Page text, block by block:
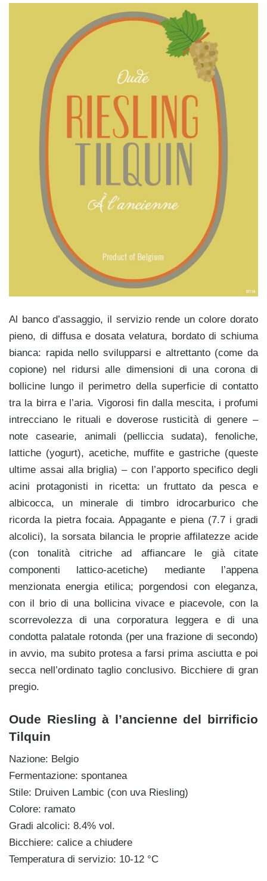
Al banco d’assaggio, il servizio rende un colore dorato
pieno, di diffusa e dosata velatura, bordato di schiuma
bianca: rapida nello svilupparsi e altrettanto (come da
copione) nel ridursi alle dimensioni di una corona di
bollicine lungo il perimetro della superficie di contatto
tra la birra e l’aria. Vigorosi fin dalla mescita, i profumi
intrecciano le rituali e doverose rusticità di genere –
note casearie, animali (pelliccia sudata), fenoliche,
lattiche (yogurt), acetiche, muffite e gastriche (queste
ultime assai alla briglia) – con l’apporto specifico degli
acini protagonisti in ricetta: un fruttato da pesca e
albicocca, un minerale di timbro idrocarburico che
ricorda la pietra focaia. Appagante e piena (7.7 i gradi
alcolici), la sorsata bilancia le proprie affilatezze acide
(con tonalità citriche ad affiancare le già citate
componenti lattico-acetiche) mediante l’appena
menzionata energia etilica; porgendosi con eleganza,
con il brio di una bollicina vivace e piacevole, con la
scorrevolezza di una corporatura leggera e di una
condotta palatale rotonda (per una frazione di secondo)
in avvio, ma subito protesa a farsi prima asciutta e poi
secca nell’ordinato taglio conclusivo. Bicchiere di gran
pregio.
Oude Riesling à l’ancienne del birrificio
Tilquin
Nazione: Belgio
Fermentazione: spontanea
Stile: Druiven Lambic (con uva Riesling)
Colore: ramato
Gradi alcolici: 8.4% vol.
Bicchiere: calice a chiudere
Temperatura di servizio: 10-12 °C